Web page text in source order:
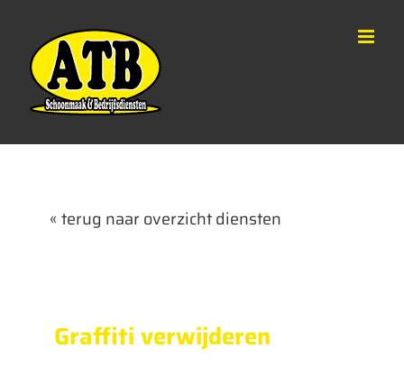
inhoud
« terug naar overzicht diensten
Graffiti verwijderen